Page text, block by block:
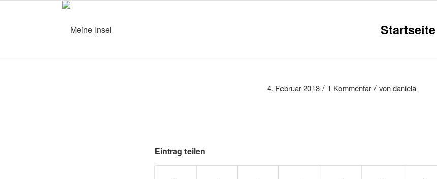
Startseite
4. Februar 2018 / 1 Kommentar / vondaniela
Eintrag teilen